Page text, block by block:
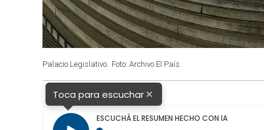
Palacio Legislativo. Foto: Archivo El País.
Toca para escuchar×
ESCUCHÁ EL RESUMEN HECHO CON IA